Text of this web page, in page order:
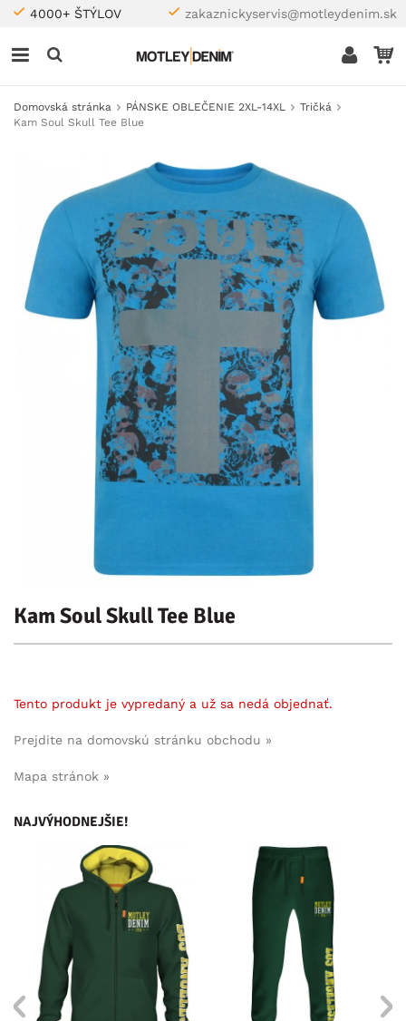
4000+ ŠTÝLOV zakaznickyservis@motleydenim.sk
Domovská stránka PÁNSKE OBLEČENIE 2XL-14XL
Tričká
Kam Soul Skull Tee Blue
Kam Soul Skull Tee Blue
Tento produkt je vypredaný a už sa nedá objednať.
Prejdite na domovskú stránku obchodu »
Mapa stránok »
NAJVÝHODNEJŠIE!